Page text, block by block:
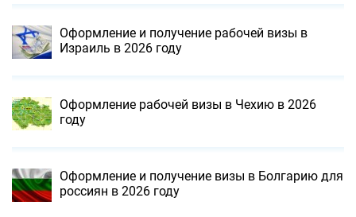
Оформление и получение рабочей визы в
Израиль в 2026 году
Оформление рабочей визы в Чехию в 2026
году
Оформление и получение визы в Болгарию для
россиян в 2026 году